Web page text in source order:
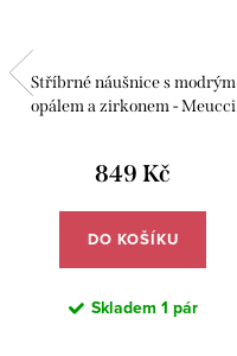
Stříbrné náušnice s modrým
opálem a zirkonem - Meucci
849 Kč
DO KOŠÍKU
Skladem 1 pár